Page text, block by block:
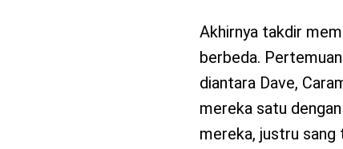
Akhirnya takdir
berbeda.
diantara Dave,
mereka satu
mereka, justru sang